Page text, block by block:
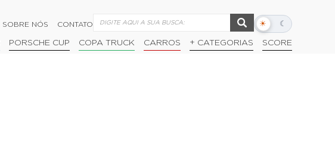
SOBRE NÓS CONTATO ☀ ☾
Alternar
escuro
PORSCHE CUP COPA TRUCK CARROS + CATEGORIAS SCORE